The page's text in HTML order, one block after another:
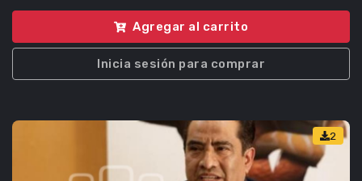
Agregar al carrito
Inicia sesión para comprar
2